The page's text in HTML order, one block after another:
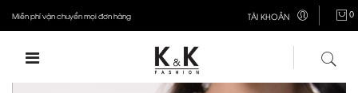
Miễn phí vận chuyển mọi đơn hàng TÀI KHOẢN 0